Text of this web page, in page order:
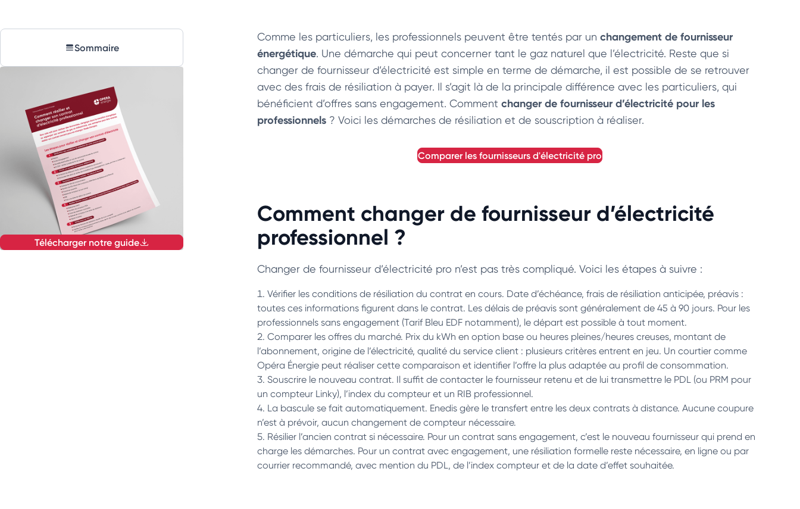
Sommaire
Télécharger notre guide
Comme les particuliers, les professionnels peuvent être tentés par un changement de fournisseur
énergétique. Une démarche qui peut concerner tant le gaz naturel que l’électricité. Reste que si
changer de fournisseur d’électricité est simple en terme de démarche, il est possible de se retrouver
avec des frais de résiliation à payer. Il s’agit là de la principale différence avec les particuliers, qui
bénéficient d’offres sans engagement. Comment changer de fournisseur d’électricité pour les
professionnels ? Voici les démarches de résiliation et de souscription à réaliser.
comparer les fournisseurs d'électricité pro
Comment changer de fournisseur d’électricité
professionnel ?
Changer de fournisseur d’électricité pro n’est pas très compliqué. Voici les étapes à suivre :
Vérifier les conditions de résiliation du contrat en cours. Date d’échéance, frais de résiliation anticipée, préavis :
toutes ces informations figurent dans le contrat. Les délais de préavis sont généralement de 45 à 90 jours. Pour les
professionnels sans engagement (Tarif Bleu EDF notamment), le départ est possible à tout moment.
Comparer les offres du marché. Prix du kWh en option base ou heures pleines/heures creuses, montant de
l’abonnement, origine de l’électricité, qualité du service client : plusieurs critères entrent en jeu. Un courtier comme
Opéra Énergie peut réaliser cette comparaison et identifier l’offre la plus adaptée au profil de consommation.
Souscrire le nouveau contrat. Il suffit de contacter le fournisseur retenu et de lui transmettre le PDL (ou PRM pour
un compteur Linky), l’index du compteur et un RIB professionnel.
La bascule se fait automatiquement. Enedis gère le transfert entre les deux contrats à distance. Aucune coupure
n’est à prévoir, aucun changement de compteur nécessaire.
Résilier l’ancien contrat si nécessaire. Pour un contrat sans engagement, c’est le nouveau fournisseur qui prend en
charge les démarches. Pour un contrat avec engagement, une résiliation formelle reste nécessaire, en ligne ou par
courrier recommandé, avec mention du PDL, de l’index compteur et de la date d’effet souhaitée.